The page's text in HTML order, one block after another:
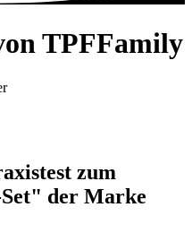
TPFFamily
zum
der Marke